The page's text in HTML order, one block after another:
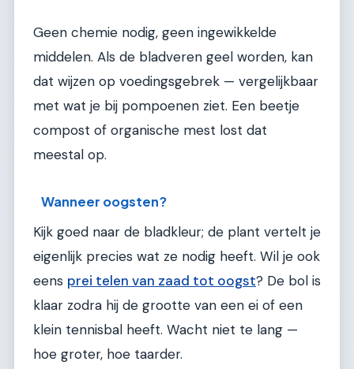
Geen chemie nodig, geen ingewikkelde
middelen. Als de bladveren geel worden, kan
dat wijzen op voedingsgebrek — vergelijkbaar
met wat je bij pompoenen ziet. Een beetje
compost of organische mest lost dat
meestal op.
Wanneer oogsten?
Kijk goed naar de bladkleur; de plant vertelt je
eigenlijk precies wat ze nodig heeft. Wil je ook
eens prei telen van zaad tot oogst? De bol is
klaar zodra hij de grootte van een ei of een
klein tennisbal heeft. Wacht niet te lang —
hoe groter, hoe taarder.